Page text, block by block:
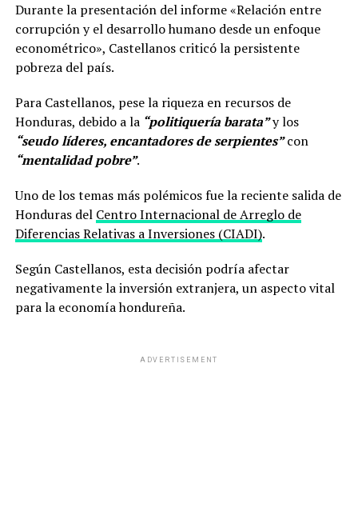
Durante la presentación del informe «Relación entre
corrupción y el desarrollo humano desde un enfoque
econométrico», Castellanos criticó la persistente
pobreza del país.
Para Castellanos, pese la riqueza en recursos de
Honduras, debido a la“politiquería barata”y los
“seudo líderes, encantadores de serpientes”con
“mentalidad pobre”.
Uno de los temas más polémicos fue la reciente salida de
Honduras del Centro Internacional de Arreglo de
Diferencias Relativas a Inversiones (CIADI).
Según Castellanos, esta decisión podría afectar
negativamente la inversión extranjera, un aspecto vital
para la economía hondureña.
ADVERTISEMENT